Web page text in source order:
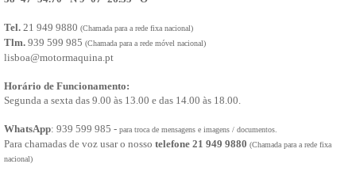
Arrefecimento
CARROÇARIA
Melhoramentos
Cintos de segurança
Para choques
Palas de roda
Legendas e emblemas
Tel. 21 949 9880 (Chamada para a rede fixa nacional)
Tlm. 939 599 985 (Chamada para a rede móvel nacional)
lisboa@motormaquina.pt
Horário de Funcionamento:
Segunda a sexta das 9.00 às 13.00 e das 14.00 às 18.00.
WhatsApp: 939 599 985 - para troca de mensagens e imagens / documentos.
Para chamadas de voz usar o nosso telefone 21 949 9880 (Chamada para a rede fixa
nacional)